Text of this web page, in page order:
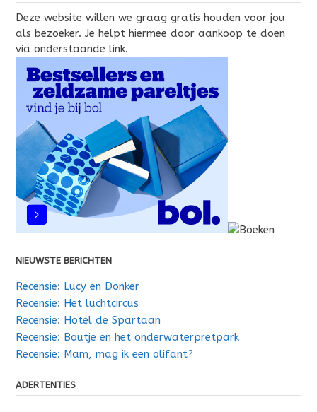
Deze website willen we graag gratis houden voor jou
als bezoeker. Je helpt hiermee door aankoop te doen
via onderstaande link.
NIEUWSTE BERICHTEN
Recensie: Lucy en Donker
Recensie: Het luchtcircus
Recensie: Hotel de Spartaan
Recensie: Boutje en het onderwaterpretpark
Recensie: Mam, mag ik een olifant?
ADERTENTIES